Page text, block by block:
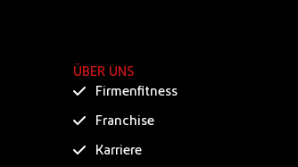
ÜBER UNS
Firmenfitness
Franchise
Karriere